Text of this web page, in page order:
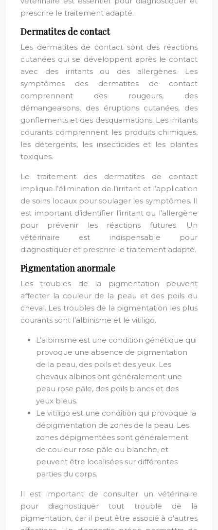
prescrire le traitement adapté.
Dermatites de contact
Les dermatites de contact sont des réactions
cutanées qui se développent après le contact
avec des irritants ou des allergènes. Les
symptômes des dermatites de contact
comprennent des rougeurs, des
démangeaisons, des éruptions cutanées, des
gonflements et des desquamations. Les irritants
courants comprennent les produits chimiques,
les détergents, les insecticides et les plantes
toxiques.
Le traitement des dermatites de contact
implique l’élimination de l’irritant et l’application
de soins locaux pour soulager les symptômes. Il
est important d’identifier l’irritant ou l’allergène
pour prévenir les réactions futures. Un
vétérinaire est indispensable pour
diagnostiquer et prescrire le traitement adapté.
Pigmentation anormale
Les troubles de la pigmentation peuvent
affecter la couleur de la peau et des poils du
cheval. Les troubles de la pigmentation les plus
courants sont l’albinisme et le vitiligo.
L’albinisme est une condition génétique qui
provoque une absence de pigmentation
de la peau, des poils et des yeux. Les
chevaux albinos ont généralement une
peau rose pâle, des poils blancs et des
yeux bleus.
Le vitiligo est une condition qui provoque la
dépigmentation de zones de la peau. Les
zones dépigmentées sont généralement
de couleur rose pâle ou blanche, et
peuvent être localisées sur différentes
parties du corps.
Il est important de consulter un vétérinaire
pour diagnostiquer tout trouble de la
pigmentation, car il peut être associé à d’autres